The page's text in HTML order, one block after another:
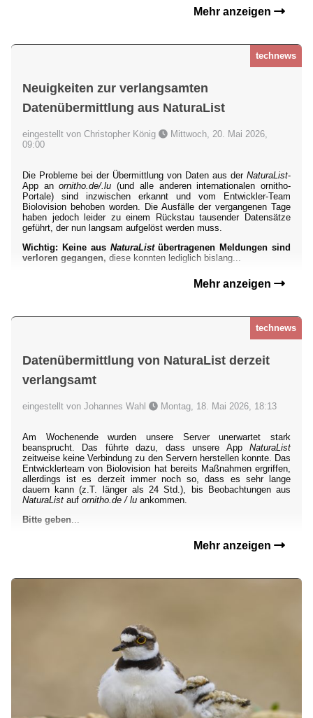
Mehr anzeigen
technews
Neuigkeiten zur verlangsamten
Datenübermittlung aus NaturaList
eingestellt von Christopher König
Mittwoch, 20. Mai 2026,
09:00
Die Probleme bei der Übermittlung von Daten aus der NaturaList-
App anornitho.de/.lu (und alle anderen internationalen ornitho-
Portale) sind inzwischen erkannt und vom Entwickler-Team
Biolovision behoben worden. Die Ausfälle der vergangenen Tage
haben jedoch leider zu einem Rückstau tausender Datensätze
geführt, der nun langsam aufgelöst werden muss.
Wichtig: Keine aus NaturaListübertragenen Meldungen sind
verloren gegangen, diese konnten lediglich bislang...
Mehr anzeigen
technews
Datenübermittlung von NaturaList derzeit
verlangsamt
eingestellt von Johannes Wahl Montag, 18. Mai 2026, 18:13
Am Wochenende wurden unsere Server unerwartet stark
beansprucht. Das führte dazu, dass unsere App NaturaList
zeitweise keine Verbindung zu den Servern herstellen konnte. Das
Entwicklerteam von Biolovision hat bereits Maßnahmen ergriffen,
allerdings ist es derzeit immer noch so, dass es sehr lange
dauern kann (z.T. länger als 24 Std.), bis Beobachtungen aus
NaturaList auf ornitho.de / lu ankommen.
Bitte geben
Mehr anzeigen